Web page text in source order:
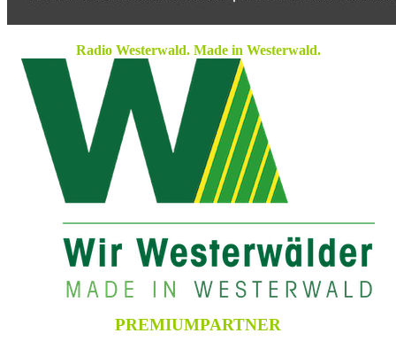
Radio Westerwald. Made in Westerwald.
PREMIUMPARTNER